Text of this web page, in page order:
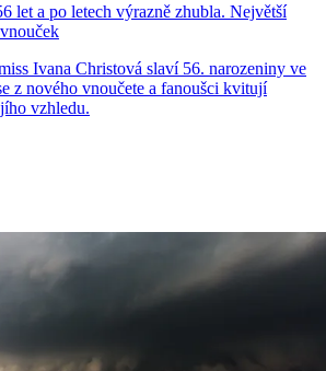
let a po letech výrazně zhubla. Největší
Ivana Christová slaví 56. narozeniny ve
z nového vnoučete a fanoušci kvitují
vzhledu.